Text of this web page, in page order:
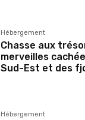
Hébergement
Chasse aux
merveilles
Sud-Est et des
Hébergement